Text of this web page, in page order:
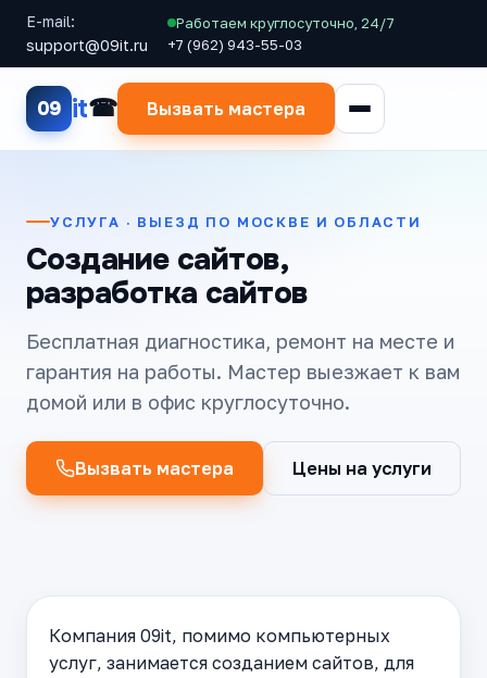
E-mail:
support@09it.ru
Работаем круглосуточно, 24/7
+7 (962) 943-55-03
09 it Вызвать мастера
УСЛУГА · ВЫЕЗД ПО МОСКВЕ И ОБЛАСТИ
Создание сайтов,
разработка сайтов
Бесплатная диагностика, ремонт на месте и
гарантия на работы. Мастер выезжает к вам
домой или в офис круглосуточно.
Вызвать мастера Цены на услуги
Компания 09it, помимо компьютерных
услуг, занимается созданием сайтов, для